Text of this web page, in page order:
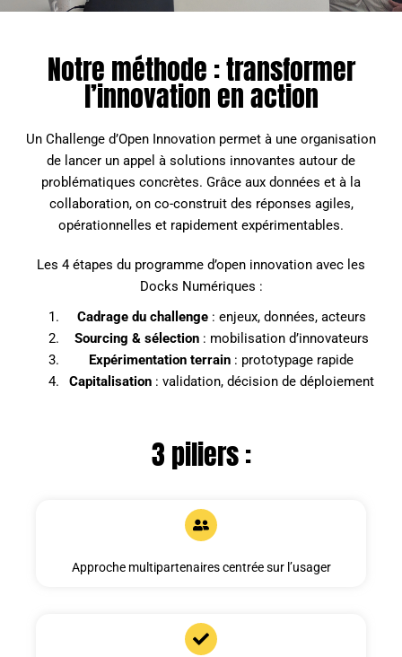
Notre méthode : transformer
l’innovation en action
Un Challenge d’Open Innovation permet à une organisation
de lancer un appel à solutions innovantes autour de
problématiques concrètes. Grâce aux données et à la
collaboration, on co-construit des réponses agiles,
opérationnelles et rapidement expérimentables.
Les 4 étapes du programme d’open innovation avec les
Docks Numériques :
Cadrage du challenge: enjeux, données, acteurs
Sourcing & sélection: mobilisation d’innovateurs
Expérimentation terrain : prototypage rapide
Capitalisation: validation, décision de déploiement
3 piliers :
Approche multipartenaires centrée sur l’usager